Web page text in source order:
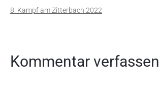
Beitragsnavigation
8. Kampf am Zitterbach 2022
Kommentar verfassen